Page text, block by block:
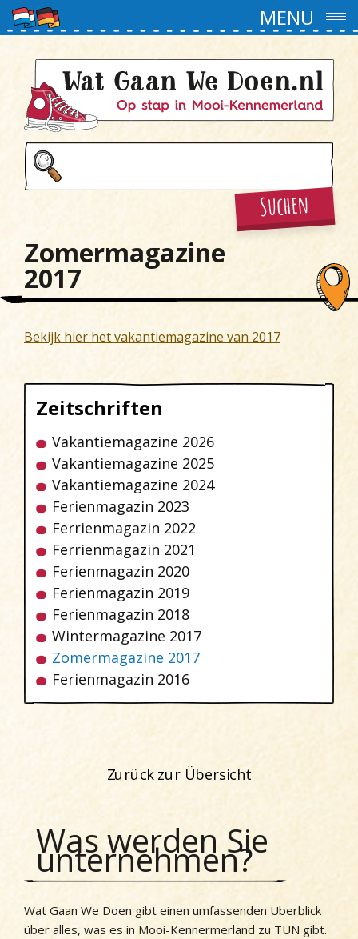
MENU
Suchen
Zurück zur Übersicht
Zeitschriften
Vakantiemagazine 2026
Vakantiemagazine 2025
Vakantiemagazine 2024
Ferienmagazin 2023
Ferrienmagazin 2022
Ferrienmagazin 2021
Ferienmagazin 2020
Ferienmagazin 2019
Ferienmagazin 2018
Wintermagazine 2017
Zomermagazine 2017
Ferienmagazin 2016
Zomermagazine
2017
Bekijk hier het vakantiemagazine van 2017
Was werden Sie
unternehmen?
Wat Gaan We Doen gibt einen umfassenden Überblick
über alles, was es in Mooi-Kennermerland zu TUN gibt.